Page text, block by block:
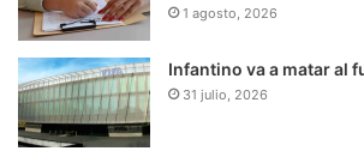
1 agosto, 2026
Infantino va a matar al
31 julio, 2026